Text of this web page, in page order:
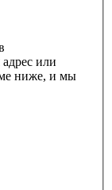
или
ниже, и мы